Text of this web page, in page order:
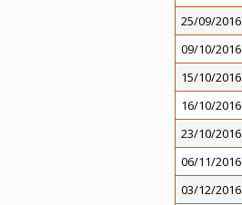
25/09/2016
09/10/2016
15/10/2016
16/10/2016
23/10/2016
06/11/2016
03/12/2016